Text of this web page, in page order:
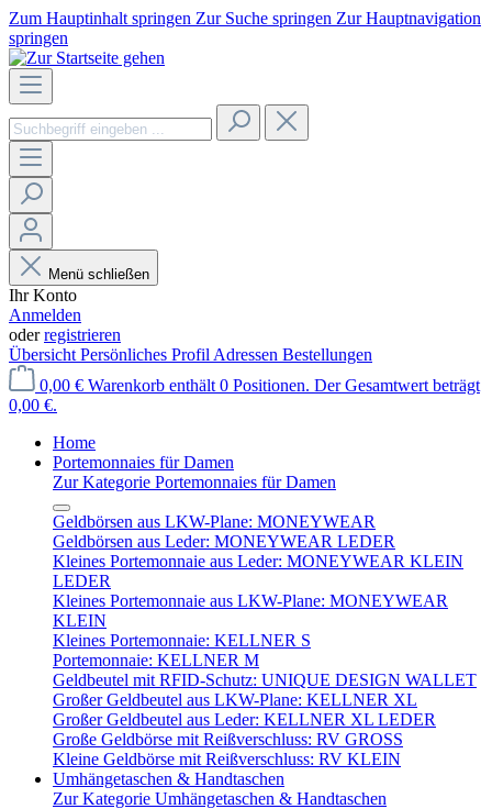
Zum Hauptinhalt springen Zur Suche springen Zur Hauptnavigation
springen
Menü schließen
Ihr Konto
Anmelden
oderregistrieren
Übersicht Persönliches Profil Adressen Bestellungen
0,00 € Warenkorb enthält 0 Positionen. Der Gesamtwert beträgt
0,00 €.
Home
Portemonnaies für Damen
Zur Kategorie Portemonnaies für Damen
Geldbörsen aus LKW-Plane: MONEYWEAR
Geldbörsen aus Leder: MONEYWEAR LEDER
Kleines Portemonnaie aus Leder: MONEYWEAR KLEIN
LEDER
Kleines Portemonnaie aus LKW-Plane: MONEYWEAR
KLEIN
Kleines Portemonnaie: KELLNER S
Portemonnaie: KELLNER M
Geldbeutel mit RFID-Schutz: UNIQUE DESIGN WALLET
Großer Geldbeutel aus LKW-Plane: KELLNER XL
Großer Geldbeutel aus Leder: KELLNER XL LEDER
Große Geldbörse mit Reißverschluss: RV GROSS
Kleine Geldbörse mit Reißverschluss: RV KLEIN
Umhängetaschen & Handtaschen
Zur Kategorie Umhängetaschen & Handtaschen